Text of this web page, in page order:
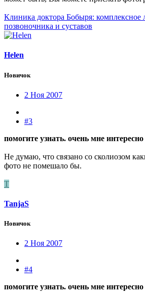
Клиника доктора Бобыря: комплексное
позвоночника и суставов
Helen
Новичок
2 Ноя 2007
#3
помогите узнать. очень мне интересно
Не думаю, что связано со сколиозом
фото не помешало бы.
T
TanjaS
Новичок
2 Ноя 2007
#4
помогите узнать. очень мне интересно